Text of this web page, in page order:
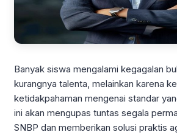
Banyak siswa mengalami kegagalan
kurangnya talenta, melainkan karena
ketidakpahaman mengenai standar
ini akan mengupas tuntas segala
SNBP dan memberikan solusi praktis